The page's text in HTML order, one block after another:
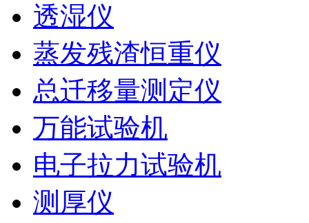
透湿仪
蒸发残渣恒重仪
总迁移量测定仪
万能试验机
电子拉力试验机
测厚仪